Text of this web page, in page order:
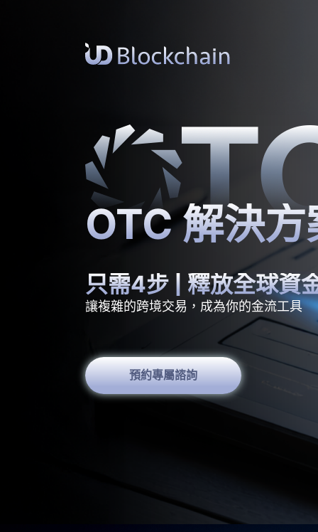
OTC 解決方
只需4步 | 釋放全球資
讓複雜的跨境交易，成為你的金流工具
預約專屬諮詢